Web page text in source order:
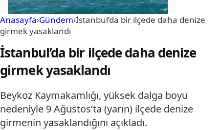
Anasayfa›Gündem›İstanbul’da bir ilçede daha denize
girmek yasaklandı
İstanbul’da bir ilçede daha denize
girmek yasaklandı
Beykoz Kaymakamlığı, yüksek dalga boyu
nedeniyle 9 Ağustos’ta (yarın) ilçede denize
girmenin yasaklandığını açıkladı.